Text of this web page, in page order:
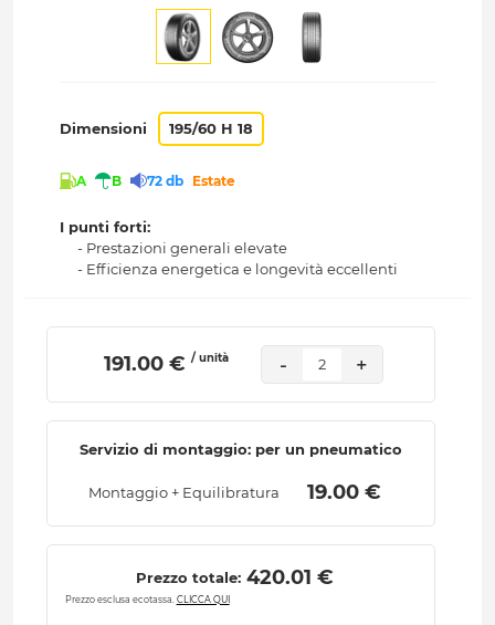
Dimensioni 195/60 H 18
A B 72 db Estate
I punti forti:
- Prestazioni generali elevate
- Efficienza energetica e longevità eccellenti
191.00 € / unità - 2 +
Servizio di montaggio: per un pneumatico
Montaggio + Equilibratura 19.00 €
Prezzo totale: 420.01 €
Prezzo esclusa ecotassa. CLICCA QUI